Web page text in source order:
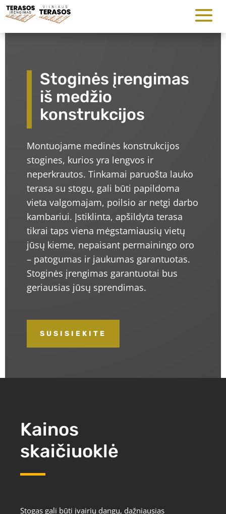
Stoginės įrengimas
iš medžio
konstrukcijos
Montuojame medinės konstrukcijos
stogines, kurios yra lengvos ir
neperkrautos. Tinkamai paruošta lauko
terasa su stogu, gali būti papildoma
vieta valgomajam, poilsio ar netgi darbo
kambariui. Įstiklinta, apšildyta terasa
tikrai taps viena mėgstamiausių vietų
jūsų kieme, nepaisant permainingo oro
– patogumas ir jaukumas garantuotas.
Stoginės įrengimas garantuotai bus
geriausias jūsų sprendimas.
SUSISIEKITE
Kainos
skaičiuoklė
Stogas gali būti įvairių dangų, dažniausias